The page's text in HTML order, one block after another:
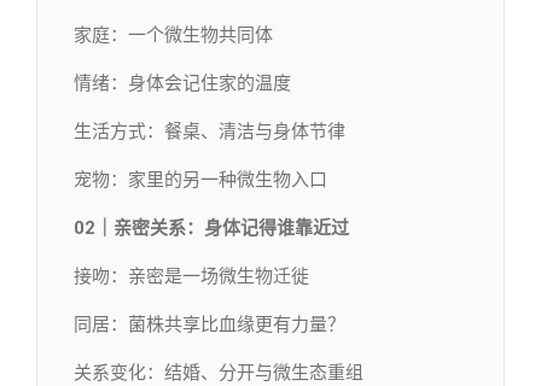
家庭：一个微生物共同体
情绪：身体会记住家的温度
生活方式：餐桌、清洁与身体节律
宠物：家里的另一种微生物入口
02｜亲密关系：身体记得谁靠近过
接吻：亲密是一场微生物迁徙
同居：菌株共享比血缘更有力量？
关系变化：结婚、分开与微生态重组